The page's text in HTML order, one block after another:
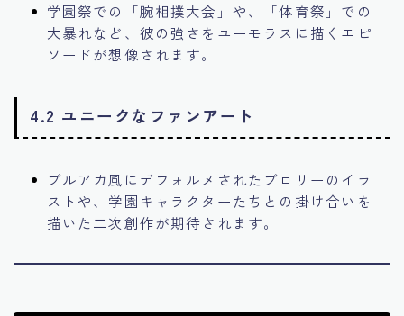
学園祭での「腕相撲大会」や、「体育祭」での
大暴れなど、彼の強さをユーモラスに描くエピ
ソードが想像されます。
4.2 ユニークなファンアート
ブルアカ風にデフォルメされたブロリーのイラ
ストや、学園キャラクターたちとの掛け合いを
描いた二次創作が期待されます。